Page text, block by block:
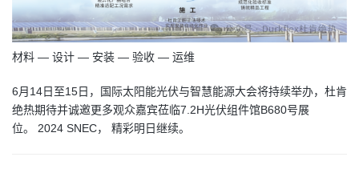
材料 — 设计 — 安装 — 验收 — 运维
6月14日至15日，国际太阳能光伏与智慧能源大会将持续举办，杜肯
绝热期待并诚邀更多观众嘉宾莅临7.2H光伏组件馆B680号展
位。 2024 SNEC， 精彩明日继续。